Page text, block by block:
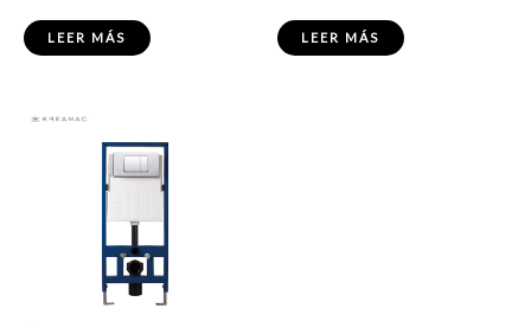
LEER MÁS LEER MÁS